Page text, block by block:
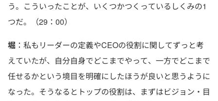
う。こういったことが、いくつかつくっているしくみの1
つだ。（29：00）
堀 ：私もリーダーの定義やCEOの役割に関してずっと考
えていたが、自分自身でどこまでやって、一方でどこまで
任せるかという境目を明確にしたほうが良いと思うように
なった。そうなるとトップの役割は、まずはビジョン・目